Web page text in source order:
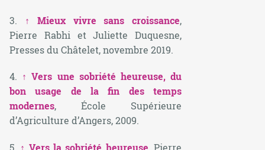
3. ↑ Mieux vivre sans croissance,
Pierre Rabhi et Juliette Duquesne,
Presses du Châtelet, novembre 2019.
4. ↑ Vers une sobriété heureuse, du
bon usage de la fin des temps
modernes, École Supérieure
d’Agriculture d’Angers, 2009.
5. ↑ Vers la sobriété heureuse , Pierre